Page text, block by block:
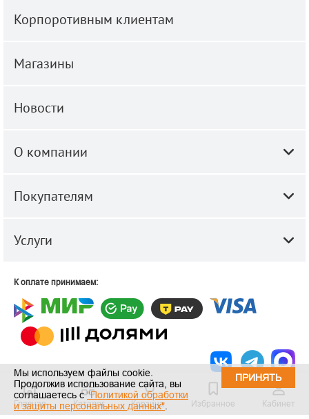
Главная Каталог Корзина Избранное Кабинет
Корпоротивным клиентам
Магазины
Новости
О компании
Покупателям
Услуги
К оплате принимаем:
© 2010-2026 ООО "Строй-Центр".Строительные и отделочные
материалы оптом и в розницу.
Мы используем файлы cookie.
Продолжив использование сайта, вы
соглашаетесь с"Политикой обработки
и защиты персональных данных"
ПРИНЯТЬ